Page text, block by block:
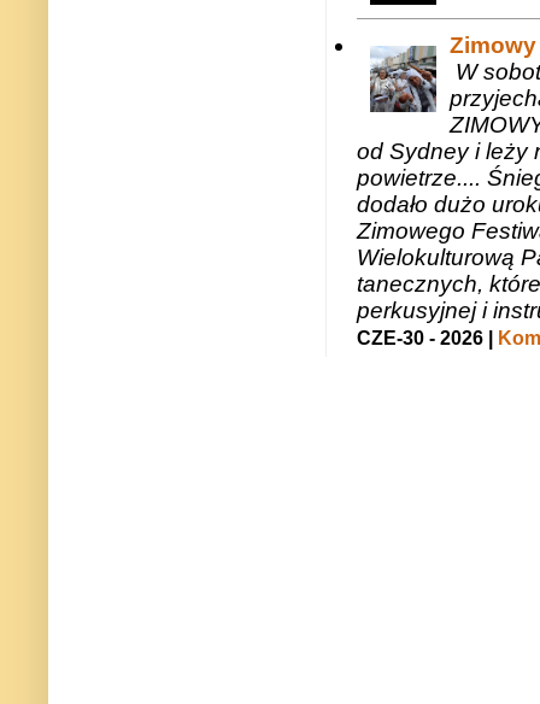
W
od Sydney i leży
powietrze....
dodało dużo
Zimowego
Wielokulturową
tanecznych,
perkusyjnej i
CZE-30 - 2026 |